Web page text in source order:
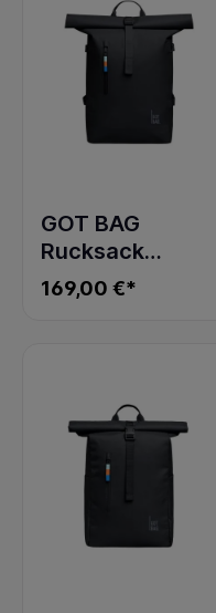
GOT BAG
Rucksack
ROLLTOP 2.0
black
169,00 €*